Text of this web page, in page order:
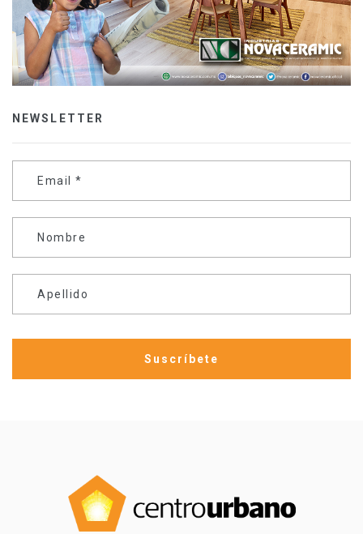
NEWSLETTER
Email *
Nombre
Apellido